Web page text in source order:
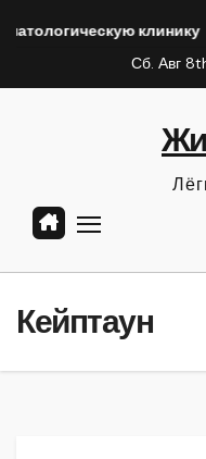
клинику
Выбор
Сб. Авг
Кейптаун